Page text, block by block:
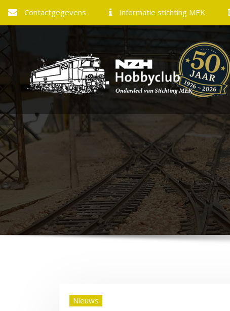
Contactgegevens Informatie stichting MEK
Nieuws